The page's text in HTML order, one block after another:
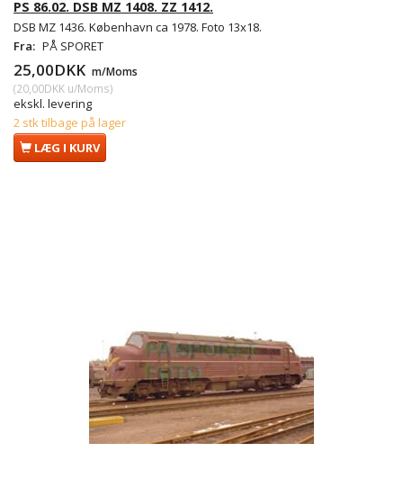
PS 86.02. DSB MZ 1408. ZZ 1412.
DSB MZ 1436. København ca 1978. Foto 13x18.
Fra: PÅ SPORET
25,00DKK m/Moms
(20,00DKK u/Moms)
ekskl. levering
2 stk tilbage på lager
LÆG I KURV